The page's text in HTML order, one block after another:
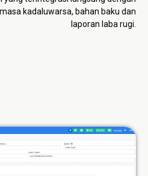
kadaluwarsa, bahan baku dan
laporan laba rugi.